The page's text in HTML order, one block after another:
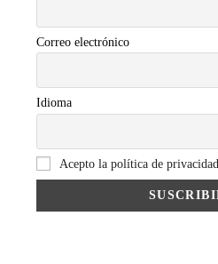
Correo electrónico
Idioma
Acepto la política de privacidad